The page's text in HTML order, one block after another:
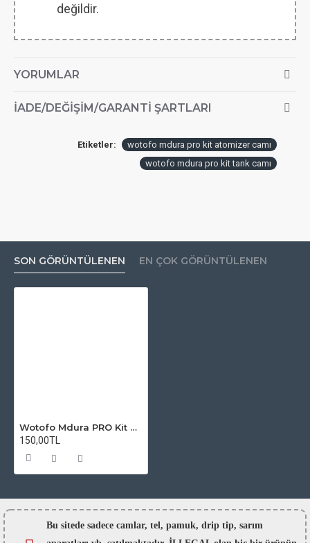
değildir.
YORUMLAR
İADE/DEĞIŞIM/GARANTI ŞARTLARI
Etiketler:
wotofo mdura pro kit atomizer camı
wotofo mdura pro kit tank camı
SON GÖRÜNTÜLENEN EN ÇOK GÖRÜNTÜLENEN
Wotofo Mdura PRO Kit Atomizer Camı
150,00TL
Bu sitede sadece camlar, tel, pamuk, drip tip, sarım